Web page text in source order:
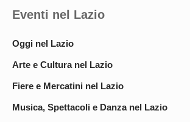
Eventi nel Lazio
Oggi nel Lazio
Arte e Cultura nel Lazio
Fiere e Mercatini nel Lazio
Musica, Spettacoli e Danza nel Lazio